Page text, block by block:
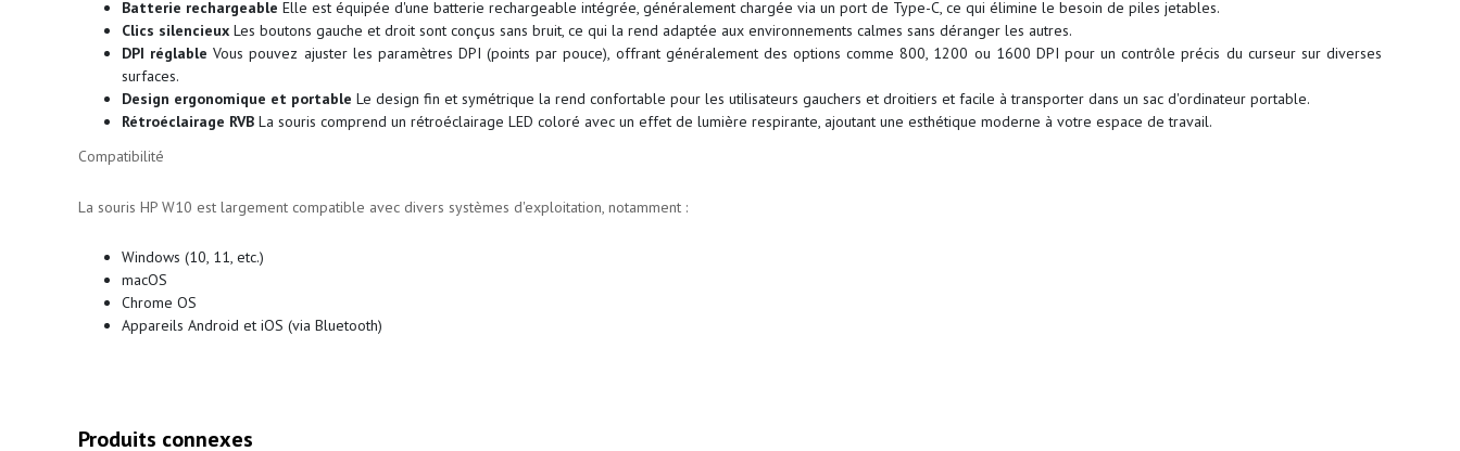
Batterie rechargeable Elle est équipée d'une batterie rechargeable intégrée, généralement chargée via un port de Type-C, ce qui élimine le besoin de piles jetables.
Clics silencieux Les boutons gauche et droit sont conçus sans bruit, ce qui la rend adaptée aux environnements calmes sans déranger les autres.
DPI réglable Vous pouvez ajuster les paramètres DPI (points par pouce), offrant généralement des options comme 800, 1200 ou 1600 DPI pour un contrôle précis du curseur sur diverses
surfaces.
Design ergonomique et portable Le design fin et symétrique la rend confortable pour les utilisateurs gauchers et droitiers et facile à transporter dans un sac d'ordinateur portable.
Rétroéclairage RVB La souris comprend un rétroéclairage LED coloré avec un effet de lumière respirante, ajoutant une esthétique moderne à votre espace de travail.
Compatibilité
La souris HP W10 est largement compatible avec divers systèmes d'exploitation, notamment :
Windows (10, 11, etc.)
macOS
Chrome OS
Appareils Android et iOS (via Bluetooth)
Produits connexes